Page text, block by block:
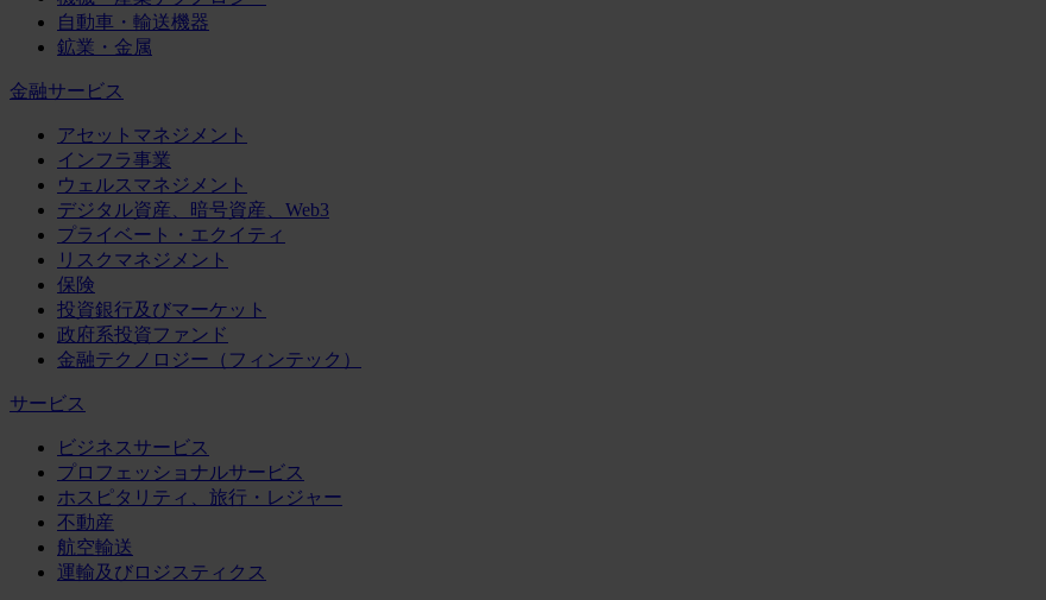
自動車・輸送機器
鉱業・金属
金融サービス
アセットマネジメント
インフラ事業
ウェルスマネジメント
デジタル資産、暗号資産、Web3
プライベート・エクイティ
リスクマネジメント
保険
投資銀行及びマーケット
政府系投資ファンド
金融テクノロジー（フィンテック）
サービス
ビジネスサービス
プロフェッショナルサービス
ホスピタリティ、旅行・レジャー
不動産
航空輸送
運輸及びロジスティクス